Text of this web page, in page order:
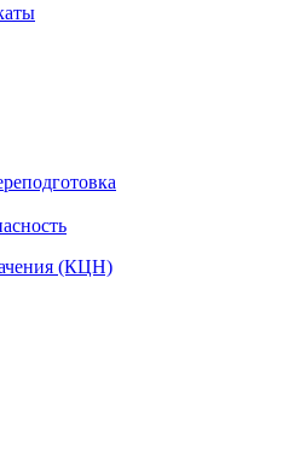
(КЦН)